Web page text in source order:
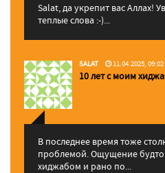
Salat, да укрепит вас Аллаx!
теплые слова :-)...
SALAT 11.04.2025, 09:02
10 лет с моим
В последнее время тоже
проблемой. Ощущение будто
хиджабом и рано по...